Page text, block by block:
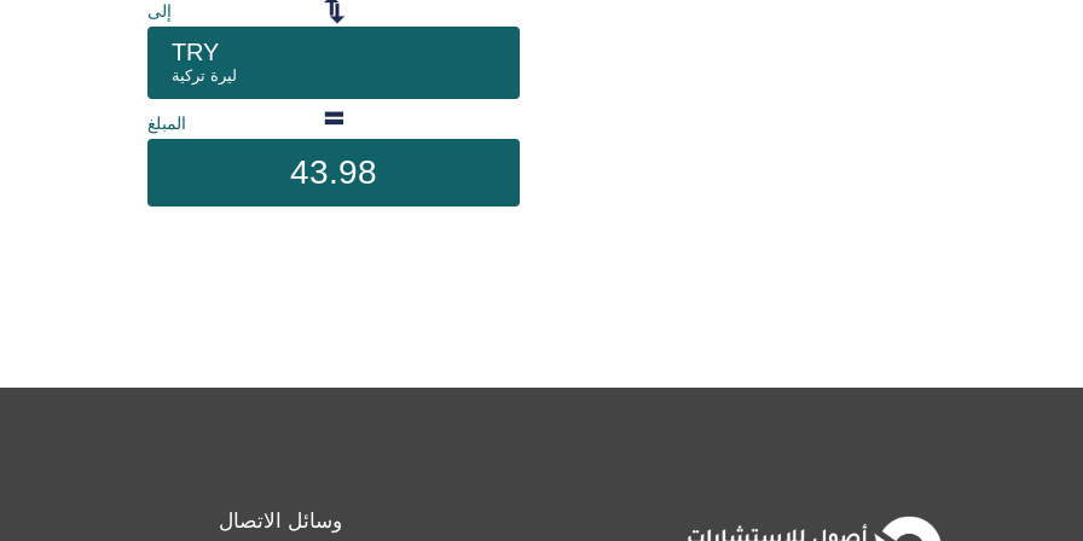
إلى
TRY
ليرة تركية
المبلغ
43.98
وسائل الاتصال